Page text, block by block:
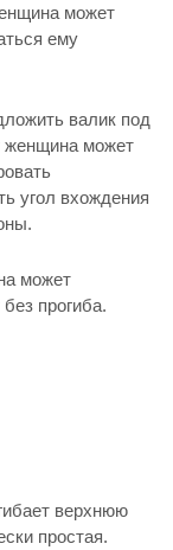
может
ему
валик под
женщина может
угол вхождения
может
прогиба.
верхнюю
простая.